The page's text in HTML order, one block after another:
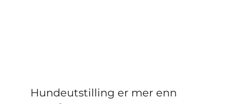
Hundeutstilling er mer enn